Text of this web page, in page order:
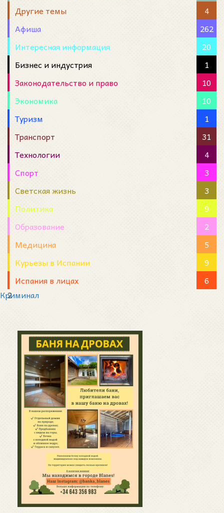
Другие темы
4
Афиша
262
Интересная информация
20
Бизнес и индустрия
1
Законодательство и право
10
Экономика
10
Туризм
1
Транспорт
31
Технологии
4
Спорт
3
Светская жизнь
3
Политика
9
Образование
2
Медицина
5
Курьезы в Испании
9
Испания в лицах
6
Криминал
2